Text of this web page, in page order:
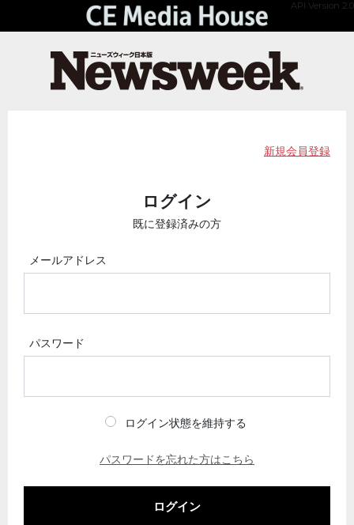
API Version 2.0
新規会員登録
ログイン
既に登録済みの方
メールアドレス
パスワード
ログイン状態を維持する
パスワードを忘れた方はこちら
ログイン